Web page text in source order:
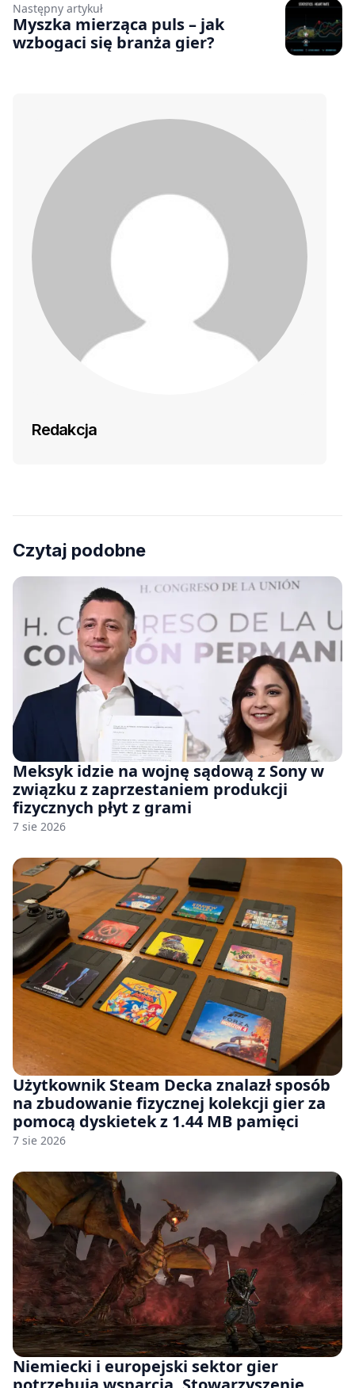
Następny artykuł
Myszka mierząca puls – jak
wzbogaci się branża gier?
Redakcja
Czytaj podobne
Meksyk idzie na wojnę sądową z Sony w
związku z zaprzestaniem produkcji
fizycznych płyt z grami
7 sie 2026
Użytkownik Steam Decka znalazł sposób
na zbudowanie fizycznej kolekcji gier za
pomocą dyskietek z 1.44 MB pamięci
7 sie 2026
Niemiecki i europejski sektor gier